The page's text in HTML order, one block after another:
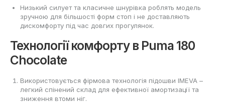
Низький силует та класичне шнурівка роблять модель
зручною для більшості форм стоп і не доставляють
дискомфорту під час довгих прогулянок.
Технології комфорту в Puma 180
Chocolate
Використовується фірмова технологія підошви IMEVA –
легкий спінений склад для ефективної амортизації та
зниження втоми ніг.